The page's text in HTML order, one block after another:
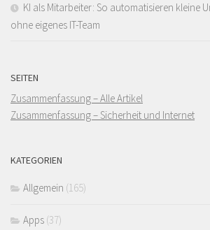
KI als Mitarbeiter: So automatisieren kleine
ohne eigenes IT-Team
SEITEN
Zusammenfassung – Alle Artikel
Zusammenfassung – Sicherheit und Internet
KATEGORIEN
Allgemein (165)
Apps (37)